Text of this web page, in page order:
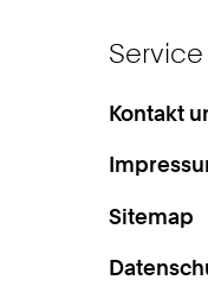
Service
Kontakt
Sitemap